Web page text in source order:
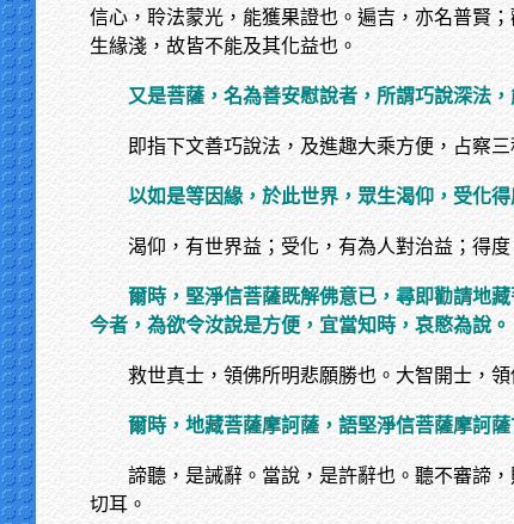
信心，聆法蒙光，能獲果證也。遍吉，亦名普賢
生緣淺，故皆不能及其化益也。
又是菩薩，名為善安慰說者，所謂巧說深法
即指下文善巧說法，及進趣大乘方便，占察
以如是等因緣，於此世界，眾生渴仰，受化
渴仰，有世界益；受化，有為人對治益；得
爾時，堅淨信菩薩既解佛意已，尋即勸請地
今者，為欲令汝說是方便，宜當知時，哀愍為說。
救世真士，領佛所明悲願勝也。大智開士，
爾時，地藏菩薩摩訶薩，語堅淨信菩薩摩訶
諦聽，是誡辭。當說，是許辭也。聽不審諦
切耳。